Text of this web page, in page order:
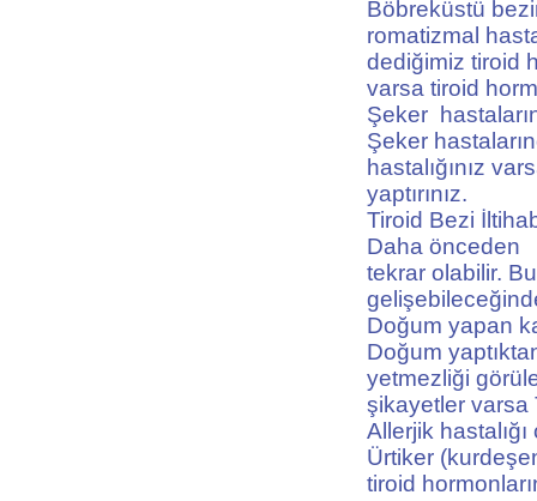
Böbreküstü
romatizmal
dediğimiz tiroid
varsa tiroid
Şeker
Şeker
hastalığınız
yaptırınız.
Tiroid Bezi
Daha önceden
tekrar olabilir.
Doğum yapan
Doğum
yetmezliği
şikayetler varsa
Allerjik
Ürtiker
tiroid